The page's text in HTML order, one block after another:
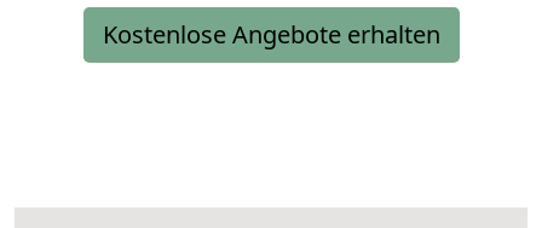
Kostenlose Angebote erhalten